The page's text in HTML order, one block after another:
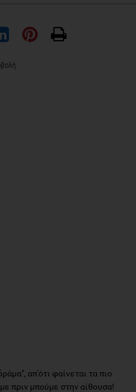
απ'ότι φαίνεται τα πιο
πριν μπούμε στην αίθουσα!